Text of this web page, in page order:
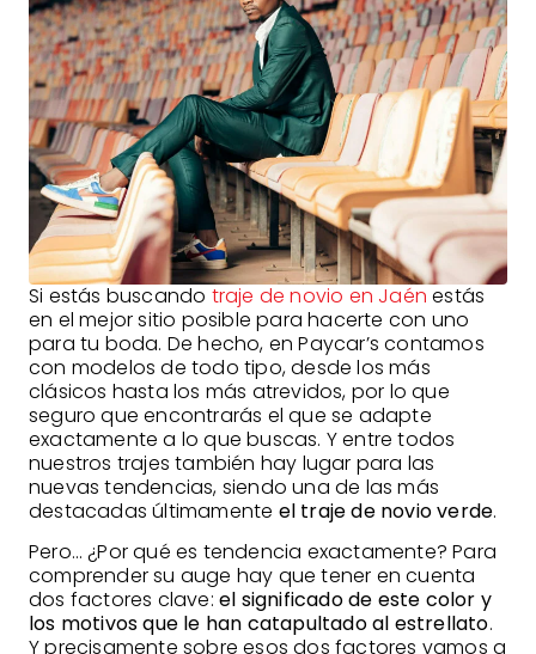
Si estás buscando traje de novio en Jaén estás
en el mejor sitio posible para hacerte con uno
para tu boda. De hecho, en Paycar’s contamos
con modelos de todo tipo, desde los más
clásicos hasta los más atrevidos, por lo que
seguro que encontrarás el que se adapte
exactamente a lo que buscas. Y entre todos
nuestros trajes también hay lugar para las
nuevas tendencias, siendo una de las más
destacadas últimamente el traje de novio verde.
Pero… ¿Por qué es tendencia exactamente? Para
comprender su auge hay que tener en cuenta
dos factores clave: el significado de este color y
los motivos que le han catapultado al estrellato.
Y precisamente sobre esos dos factores vamos a